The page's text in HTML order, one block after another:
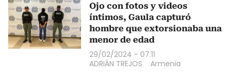
Ojo con fotos y videos
íntimos, Gaula capturó
hombre que extorsionaba una
menor de edad
29/02/2024 - 07:11
ADRIÁN TREJOS
Armenia